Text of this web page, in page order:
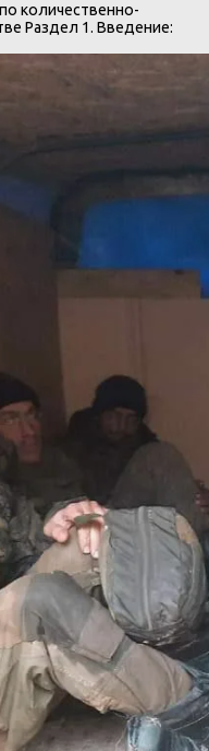
количественно-
Раздел 1. Введение: